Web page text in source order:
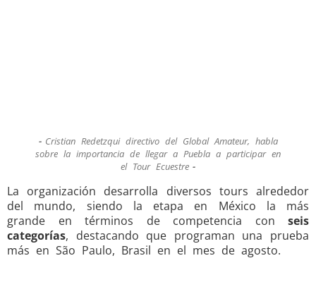
Cristian Redetzqui directivo del Global Amateur, habla
sobre la importancia de llegar a Puebla a participar en
el Tour Ecuestre
La organización desarrolla diversos tours alrededor
del mundo, siendo la etapa en México la más
grande en términos de competencia con seis
categorías, destacando que programan una prueba
más en São Paulo, Brasil en el mes de agosto.